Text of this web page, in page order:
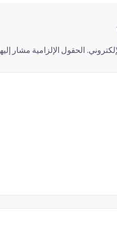
الحقول الإلزامية مشار